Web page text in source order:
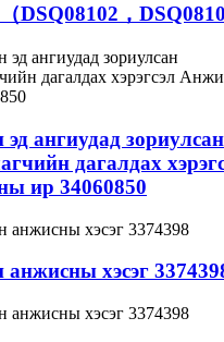
DSQ08102，
ангиудад зориулсан
дагалдах
ир 34060850
анжисны хэсэг